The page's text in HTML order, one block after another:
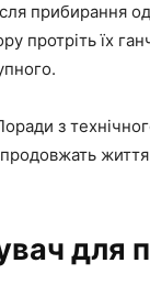
прибирання
протріть їх
з
продовжать
для